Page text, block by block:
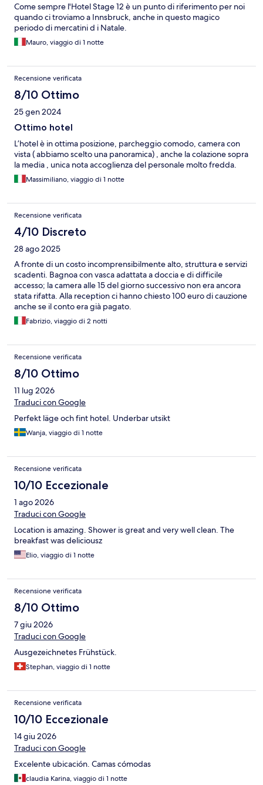
Come sempre l'Hotel Stage 12 è un punto di riferimento per noi
quando ci troviamo a Innsbruck, anche in questo magico
periodo di mercatini d i Natale.
Mauro, viaggio di 1 notte
Recensione verificata
8/10 Ottimo
25 gen 2024
Ottimo hotel
L’hotel è in ottima posizione, parcheggio comodo, camera con
vista ( abbiamo scelto una panoramica) , anche la colazione sopra
la media , unica nota accoglienza del personale molto fredda.
Massimiliano, viaggio di 1 notte
Recensione verificata
4/10 Discreto
28 ago 2025
A fronte di un costo incomprensibilmente alto, struttura e servizi
scadenti. Bagnoa con vasca adattata a doccia e di difficile
accesso; la camera alle 15 del giorno successivo non era ancora
stata rifatta. Alla reception ci hanno chiesto 100 euro di cauzione
anche se il conto era già pagato.
Fabrizio, viaggio di 2 notti
Recensione verificata
8/10 Ottimo
11 lug 2026
Traduci con Google
Perfekt läge och fint hotel. Underbar utsikt
Wanja, viaggio di 1 notte
Recensione verificata
10/10 Eccezionale
1 ago 2026
Traduci con Google
Location is amazing. Shower is great and very well clean. The
breakfast was deliciousz
Elio, viaggio di 1 notte
Recensione verificata
8/10 Ottimo
7 giu 2026
Traduci con Google
Ausgezeichnetes Frühstück.
Stephan, viaggio di 1 notte
Recensione verificata
10/10 Eccezionale
14 giu 2026
Traduci con Google
Excelente ubicación. Camas cómodas
claudia Karina, viaggio di 1 notte